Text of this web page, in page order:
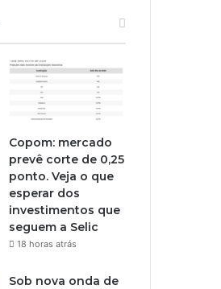
Copom: mercado
prevê corte de 0,25
ponto. Veja o que
esperar dos
investimentos que
seguem a Selic
18 horas atrás
Sob nova onda de